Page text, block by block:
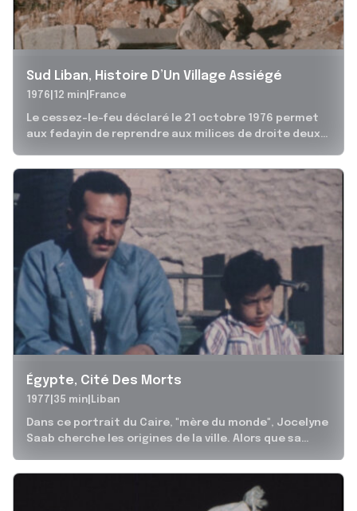
Sud Liban, Histoire D’Un Village Assiégé
1976 12 min France
Le cessez-le-feu déclaré le 21 octobre 1976 permet
aux fedayin de reprendre aux milices de droite deux
Égypte, Cité Des Morts
1977 35 min Liban
Dans ce portrait du Caire, "mère du monde", Jocelyne
Saab cherche les origines de la ville. Alors que sa